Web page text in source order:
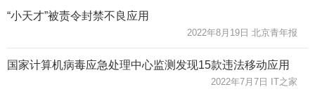
“小天才”被责令封禁不良应用
2022年8月19日 北京青年报
国家计算机病毒应急处理中心监测发现15款违法移动应用
2022年7月7日 IT之家